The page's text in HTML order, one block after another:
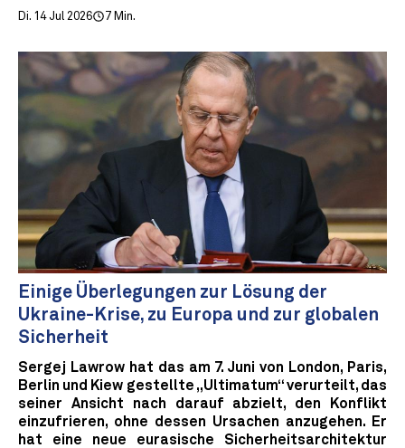
Di. 14 Jul 2026 7 Min.
Einige Überlegungen zur Lösung der
Ukraine-Krise, zu Europa und zur globalen
Sicherheit
Sergej Lawrow hat das am 7. Juni von London, Paris,
Berlin und Kiew gestellte „Ultimatum“ verurteilt, das
seiner Ansicht nach darauf abzielt, den Konflikt
einzufrieren, ohne dessen Ursachen anzugehen. Er
hat eine neue eurasische Sicherheitsarchitektur